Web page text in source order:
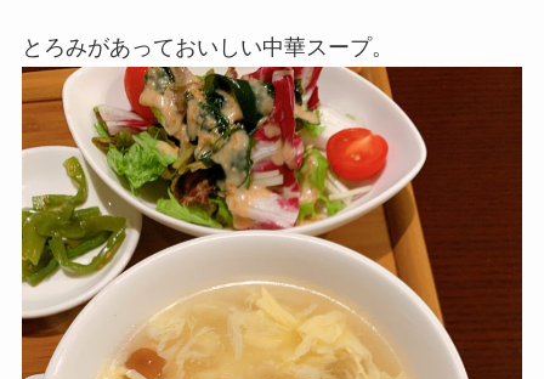
とろみがあっておいしい中華スープ。